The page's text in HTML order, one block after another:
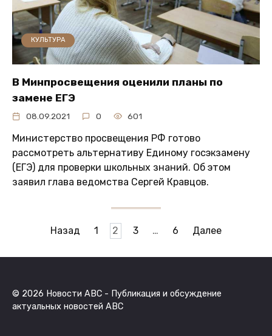
КУЛЬТУРА
В Минпросвещения оценили планы по
замене ЕГЭ
08.09.2021 0 601
Министерство просвещения РФ готово
рассмотреть альтернативу Единому госэкзамену
(ЕГЭ) для проверки школьных знаний. Об этом
заявил глава ведомства Сергей Кравцов.
ПагинацияНазад 1 2 3 … 6 Далее
© 2026 Новости ABC - Публикация и обсуждение
актуальных новостей ABC